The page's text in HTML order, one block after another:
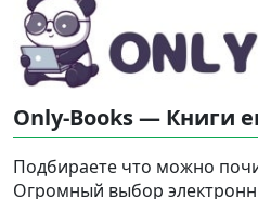
Only-Books — Книги
Подбираете что можно
Огромный выбор